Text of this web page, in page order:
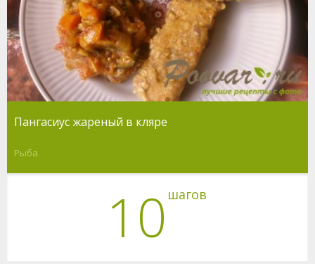
Пангасиус жареный в кляре
Рыба
10 шагов